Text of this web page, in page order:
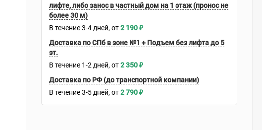
лифте, либо занос в частный дом на 1 этаж (пронос не
более 30 м)
В течение 3-4 дней 2 190₽
Доставка по СПб в зоне №1 + Подъем без лифта до 5
эт.
В течение 1-2 дней 2 350₽
Доставка по РФ (до транспортной компании)
В течение 3-5 дней 2 790₽